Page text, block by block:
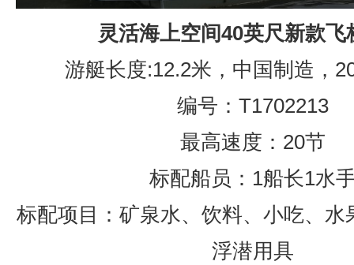
灵活海上空间40英尺新款飞
游艇长度:12.2米，中国制造，
编号：T1702213
最高速度：20节
标配船员：1船长1水
标配项目：矿泉水、饮料、小吃、水
浮潜用具